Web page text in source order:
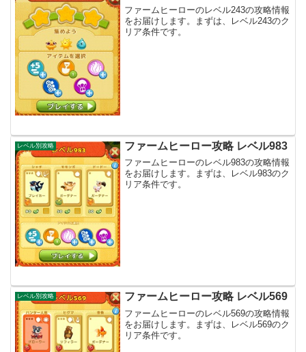
ファームヒーローのレベル243の攻略情報
をお届けします。まずは、レベル243のク
リア条件です。
レベル別攻略 ファームヒーロー攻略 レベル983
ファームヒーローのレベル983の攻略情報
をお届けします。まずは、レベル983のク
リア条件です。
レベル別攻略 ファームヒーロー攻略 レベル569
ファームヒーローのレベル569の攻略情報
をお届けします。まずは、レベル569のク
リア条件です。